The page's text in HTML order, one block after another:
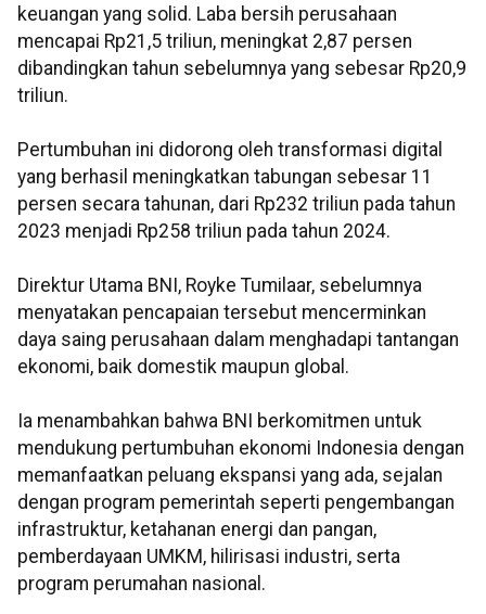
keuangan yang solid. Laba bersih perusahaan
mencapai Rp21,5 triliun, meningkat 2,87 persen
dibandingkan tahun sebelumnya yang sebesar Rp20,9
triliun.
Pertumbuhan ini didorong oleh transformasi digital
yang berhasil meningkatkan tabungan sebesar 11
persen secara tahunan, dari Rp232 triliun pada tahun
2023 menjadi Rp258 triliun pada tahun 2024.
Direktur Utama BNI, Royke Tumilaar, sebelumnya
menyatakan pencapaian tersebut mencerminkan
daya saing perusahaan dalam menghadapi tantangan
ekonomi, baik domestik maupun global.
Ia menambahkan bahwa BNI berkomitmen untuk
mendukung pertumbuhan ekonomi Indonesia dengan
memanfaatkan peluang ekspansi yang ada, sejalan
dengan program pemerintah seperti pengembangan
infrastruktur, ketahanan energi dan pangan,
pemberdayaan UMKM, hilirisasi industri, serta
program perumahan nasional.